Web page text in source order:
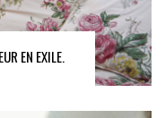
EN EXILE.